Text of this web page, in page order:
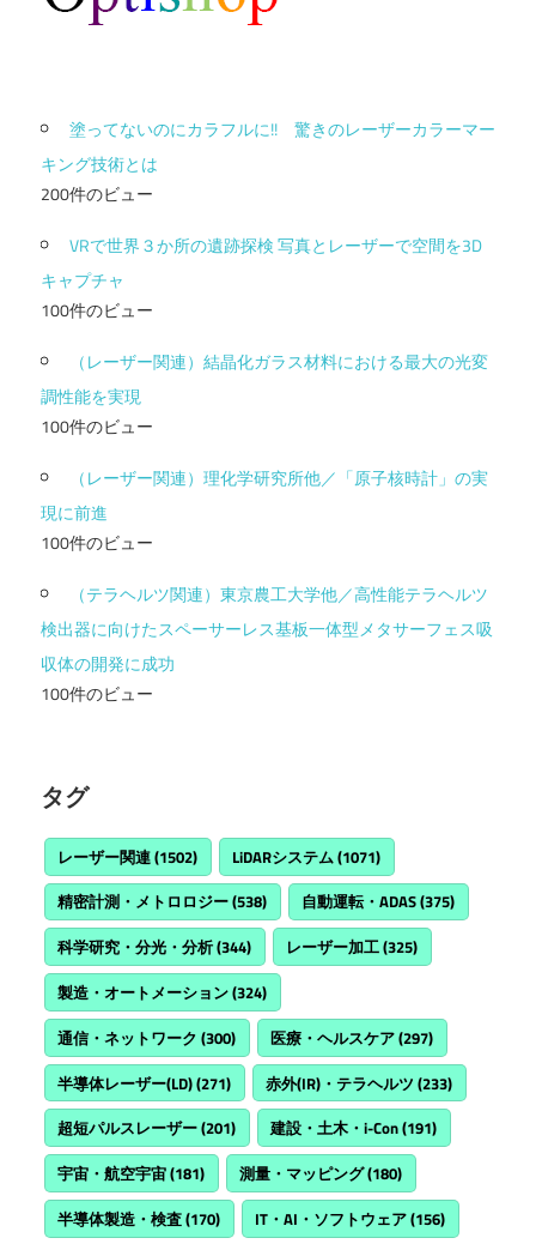
塗ってないのにカラフルに!! 驚きのレーザーカラーマー
キング技術とは
200件のビュー
VRで世界３か所の遺跡探検 写真とレーザーで空間を3D
キャプチャ
100件のビュー
（レーザー関連）結晶化ガラス材料における最大の光変
調性能を実現
100件のビュー
（レーザー関連）理化学研究所他／「原子核時計」の実
現に前進
100件のビュー
（テラヘルツ関連）東京農工大学他／高性能テラヘルツ
検出器に向けたスペーサーレス基板一体型メタサーフェス吸
収体の開発に成功
100件のビュー
タグ
レーザー関連(1502) LiDARシステム(1071)
精密計測・メトロロジー(538) 自動運転・ADAS(375)
科学研究・分光・分析(344) レーザー加工(325)
製造・オートメーション(324)
通信・ネットワーク (300) 医療・ヘルスケア(297)
半導体レーザー(LD)(271) 赤外(IR)・テラヘルツ (233)
超短パルスレーザー(201) 建設・土木・i-Con(191)
宇宙・航空宇宙(181) 測量・マッピング(180)
半導体製造・検査(170) IT・AI・ソフトウェア(156)